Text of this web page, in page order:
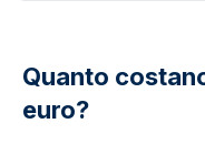
Quanto
euro?